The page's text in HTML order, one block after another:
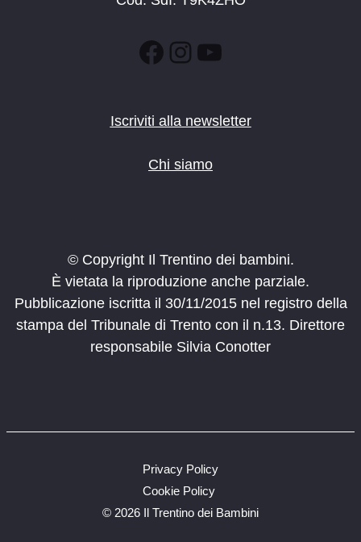
Facebook
Instagram
YouTube
Iscriviti alla newsletter
Chi siamo
© Copyright Il Trentino dei bambini.
È vietata la riproduzione anche parziale.
Pubblicazione iscritta il 30/11/2015 nel registro della
stampa del Tribunale di Trento con il n.13. Direttore
responsabile Silvia Conotter
© 2026 Il Trentino dei Bambini
Privacy Policy
Cookie Policy